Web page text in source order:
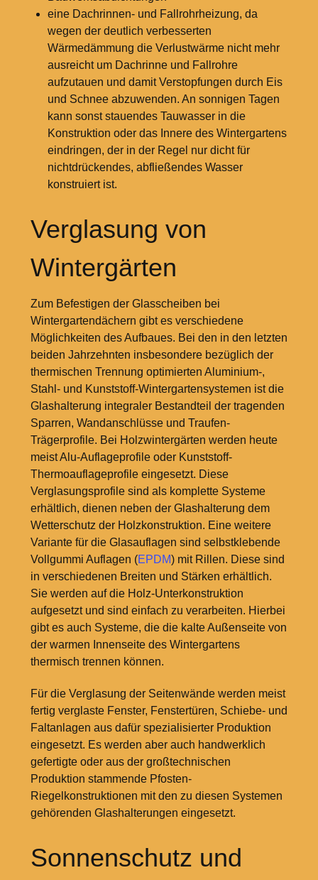
eine Dachrinnen- und Fallrohrheizung, da
wegen der deutlich verbesserten
Wärmedämmung die Verlustwärme nicht mehr
ausreicht um Dachrinne und Fallrohre
aufzutauen und damit Verstopfungen durch Eis
und Schnee abzuwenden. An sonnigen Tagen
kann sonst stauendes Tauwasser in die
Konstruktion oder das Innere des Wintergartens
eindringen, der in der Regel nur dicht für
nichtdrückendes, abfließendes Wasser
konstruiert ist.
Verglasung von
Wintergärten
Zum Befestigen der Glasscheiben bei
Wintergartendächern gibt es verschiedene
Möglichkeiten des Aufbaues. Bei den in den letzten
beiden Jahrzehnten insbesondere bezüglich der
thermischen Trennung optimierten Aluminium-,
Stahl- und Kunststoff-Wintergartensystemen ist die
Glashalterung integraler Bestandteil der tragenden
Sparren, Wandanschlüsse und Traufen-
Trägerprofile. Bei Holzwintergärten werden heute
meist Alu-Auflageprofile oder Kunststoff-
Thermoauflageprofile eingesetzt. Diese
Verglasungsprofile sind als komplette Systeme
erhältlich, dienen neben der Glashalterung dem
Wetterschutz der Holzkonstruktion. Eine weitere
Variante für die Glasauflagen sind selbstklebende
Vollgummi Auflagen (EPDM) mit Rillen. Diese sind
in verschiedenen Breiten und Stärken erhältlich.
Sie werden auf die Holz-Unterkonstruktion
aufgesetzt und sind einfach zu verarbeiten. Hierbei
gibt es auch Systeme, die die kalte Außenseite von
der warmen Innenseite des Wintergartens
thermisch trennen können.
Für die Verglasung der Seitenwände werden meist
fertig verglaste Fenster, Fenstertüren, Schiebe- und
Faltanlagen aus dafür spezialisierter Produktion
eingesetzt. Es werden aber auch handwerklich
gefertigte oder aus der großtechnischen
Produktion stammende Pfosten-
Riegelkonstruktionen mit den zu diesen Systemen
gehörenden Glashalterungen eingesetzt.
Sonnenschutz und